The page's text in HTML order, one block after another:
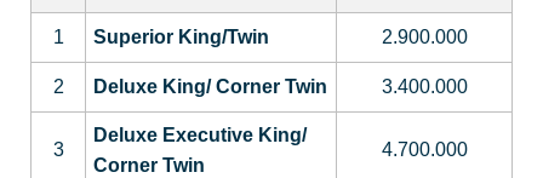
1 Superior King/Twin 2.900.000
2 Deluxe King/ Corner Twin 3.400.000
3
Deluxe Executive King/
Corner Twin
4.700.000